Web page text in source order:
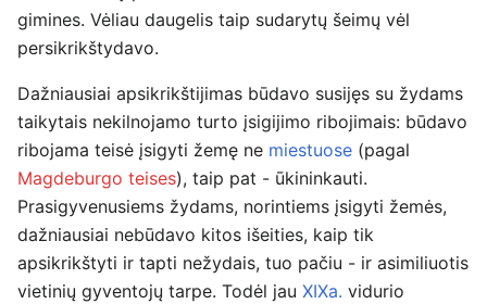
gimines. Vėliau daugelis taip sudarytų šeimų vėl
persikrikštydavo.
Dažniausiai apsikrikštijimas būdavo susijęs su žydams
taikytais nekilnojamo turto įsigijimo ribojimais: būdavo
ribojama teisė įsigyti žemę ne miestuose (pagal
Magdeburgo teises), taip pat - ūkininkauti.
Prasigyvenusiems žydams, norintiems įsigyti žemės,
dažniausiai nebūdavo kitos išeities, kaip tik
apsikrikštyti ir tapti nežydais, tuo pačiu - ir asimiliuotis
vietinių gyventojų tarpe. Todėl jau XIXa. vidurio